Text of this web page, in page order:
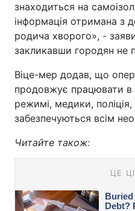
знаходиться на
інформація отримана з
родича хворого», -
закликавши городян не
Віце-мер додав, що
продовжує працювати в
режимі, медики,
забезпечуються всім
Читайте також: